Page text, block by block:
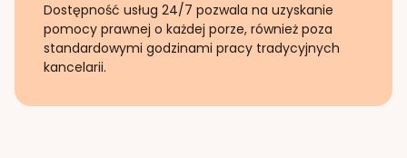
Dostępność usług 24/7 pozwala na uzyskanie
pomocy prawnej o każdej porze, również poza
standardowymi godzinami pracy tradycyjnych
kancelarii.